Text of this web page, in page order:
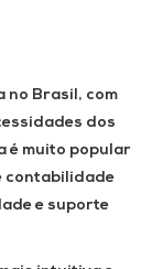
no Brasil, com
dos
é muito popular
contabilidade
e suporte